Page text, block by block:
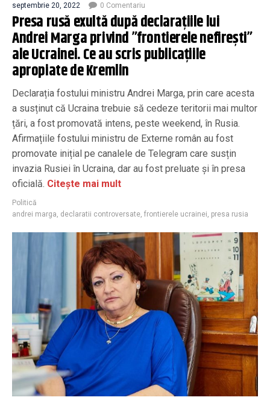
septembrie 20, 2022 0 Comentariu
Presa rusă exultă după declarațiile lui
Andrei Marga privind ”frontierele nefirești”
ale Ucrainei. Ce au scris publicațiile
apropiate de Kremlin
Declarația fostului ministru Andrei Marga, prin care acesta
a susținut că Ucraina trebuie să cedeze teritorii mai multor
țări, a fost promovată intens, peste weekend, în Rusia.
Afirmațiile fostului ministru de Externe român au fost
promovate inițial pe canalele de Telegram care susțin
invazia Rusiei în Ucraina, dar au fost preluate și în presa
oficială. Citește mai mult
Politică
andrei marga, declaratii controversate, frontierele ucrainei, presa rusia